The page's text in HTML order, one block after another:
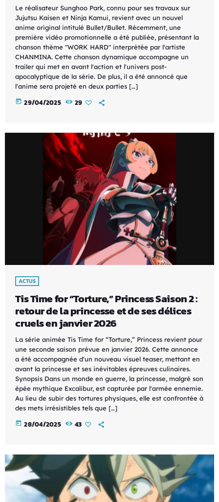
Le réalisateur Sunghoo Park, connu pour ses travaux sur
Jujutsu Kaisen et Ninja Kamui, revient avec un nouvel
anime original intitulé Bullet/Bullet. Récemment, une
première vidéo promotionnelle a été publiée, présentant la
chanson thème "WORK HARD" interprétée par l'artiste
CHANMINA. Cette chanson dynamique accompagne un
trailer qui met en avant l'action et l'univers post-
apocalyptique de la série. De plus, il a été annoncé que
l'anime sera projeté en deux parties […]
today 29/04/2025 29
ACTUS
Tis Time for “Torture,” Princess Saison 2 :
retour de la princesse et de ses délices
cruels en janvier 2026
La série animée Tis Time for “Torture,” Princess revient pour
une seconde saison prévue en janvier 2026. Cette annonce
a été accompagnée d'un nouveau visuel teaser, mettant en
avant la princesse et ses inévitables épreuves culinaires.
Synopsis Dans un monde en guerre, la princesse, malgré son
épée mythique Excalibur, est capturée par l'armée ennemie.
Au lieu de subir des tortures physiques, elle est confrontée à
des mets irrésistibles tels que […]
today 28/04/2025 43